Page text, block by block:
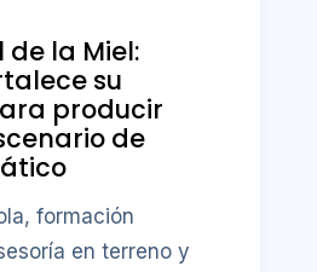
de la Miel:
su
producir
de
formación
en terreno y